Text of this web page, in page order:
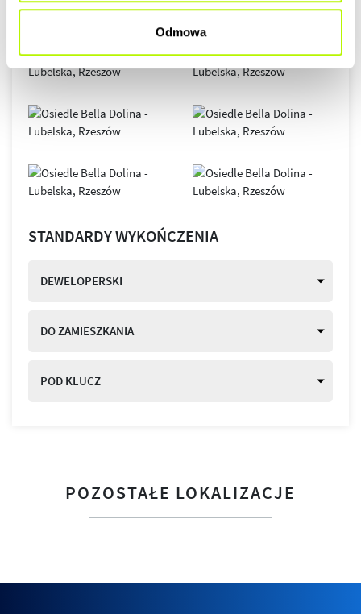
Odmowa
STANDARDY WYKOŃCZENIA
DEWELOPERSKI
DO ZAMIESZKANIA
POD KLUCZ
POZOSTAŁE LOKALIZACJE